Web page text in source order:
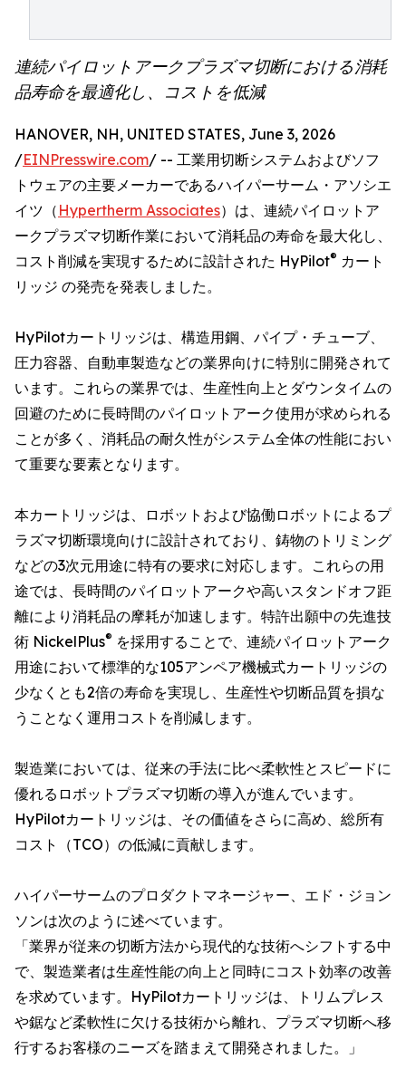
連続パイロットアークプラズマ切断における消耗
品寿命を最適化し、コストを低減
HANOVER, NH, UNITED STATES, June 3, 2026
/EINPresswire.com/ -- 工業用切断システムおよびソフ
トウェアの主要メーカーであるハイパーサーム・アソシエ
イツ（ Hypertherm Associates）は、連続パイロットア
ークプラズマ切断作業において消耗品の寿命を最大化し、
コスト削減を実現するために設計された HyPilot® カート
リッジ の発売を発表しました。
HyPilotカートリッジは、構造用鋼、パイプ・チューブ、
圧力容器、自動車製造などの業界向けに特別に開発されて
います。これらの業界では、生産性向上とダウンタイムの
回避のために長時間のパイロットアーク使用が求められる
ことが多く、消耗品の耐久性がシステム全体の性能におい
て重要な要素となります。
本カートリッジは、ロボットおよび協働ロボットによるプ
ラズマ切断環境向けに設計されており、鋳物のトリミング
などの3次元用途に特有の要求に対応します。これらの用
途では、長時間のパイロットアークや高いスタンドオフ距
離により消耗品の摩耗が加速します。特許出願中の先進技
術 NickelPlus® を採用することで、連続パイロットアーク
用途において標準的な105アンペア機械式カートリッジの
少なくとも2倍の寿命を実現し、生産性や切断品質を損な
うことなく運用コストを削減します。
製造業においては、従来の手法に比べ柔軟性とスピードに
優れるロボットプラズマ切断の導入が進んでいます。
HyPilotカートリッジは、その価値をさらに高め、総所有
コスト（TCO）の低減に貢献します。
ハイパーサームのプロダクトマネージャー、エド・ジョン
ソンは次のように述べています。
「業界が従来の切断方法から現代的な技術へシフトする中
で、製造業者は生産性能の向上と同時にコスト効率の改善
を求めています。HyPilotカートリッジは、トリムプレス
や鋸など柔軟性に欠ける技術から離れ、プラズマ切断へ移
行するお客様のニーズを踏まえて開発されました。」